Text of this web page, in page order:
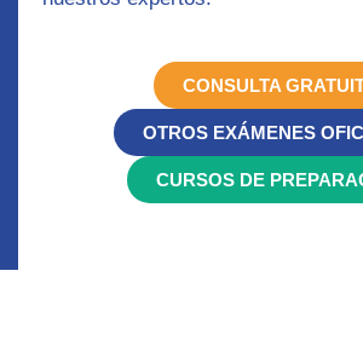
CONSULTA
OTROS EXÁMENES
CURSOS DE